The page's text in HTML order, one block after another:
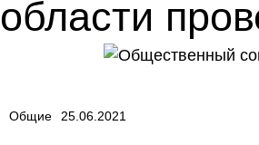
области
Общие 25.06.2021